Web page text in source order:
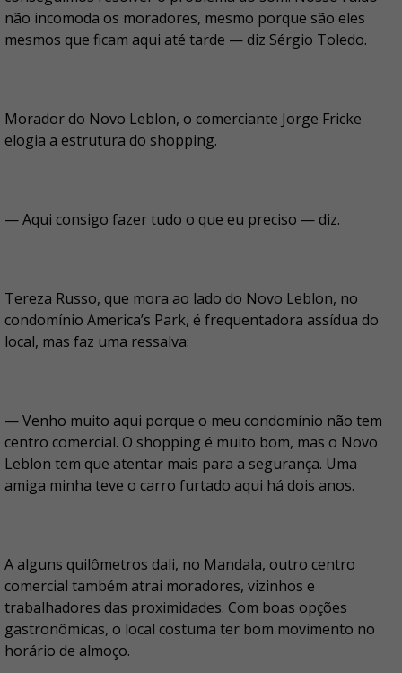
não incomoda os moradores, mesmo porque são eles
mesmos que ficam aqui até tarde — diz Sérgio Toledo.
Morador do Novo Leblon, o comerciante Jorge Fricke
elogia a estrutura do shopping.
— Aqui consigo fazer tudo o que eu preciso — diz.
Tereza Russo, que mora ao lado do Novo Leblon, no
condomínio America’s Park, é frequentadora assídua do
local, mas faz uma ressalva:
— Venho muito aqui porque o meu condomínio não tem
centro comercial. O shopping é muito bom, mas o Novo
Leblon tem que atentar mais para a segurança. Uma
amiga minha teve o carro furtado aqui há dois anos.
A alguns quilômetros dali, no Mandala, outro centro
comercial também atrai moradores, vizinhos e
trabalhadores das proximidades. Com boas opções
gastronômicas, o local costuma ter bom movimento no
horário de almoço.